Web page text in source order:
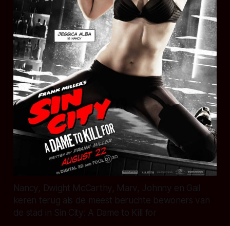
Nancy, Dwight McCarthy, Marv, Johnny en Gail
keren terug als de meest beruchte bewoners van
de stad in Sin City: A Dame to Kill for